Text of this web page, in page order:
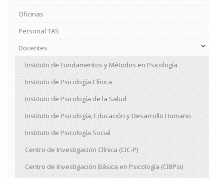
Oficinas
Personal TAS
Docentes
Instituto de Fundamentos y Métodos en Psicología
Instituto de Psicología Clínica
Instituto de Psicología de la Salud
Instituto de Psicología, Educación y Desarrollo Humano
Instituto de Psicología Social
Centro de Investigación Clínica (CIC-P)
Centro de Investigación Básica en Psicología (CIBPsi)